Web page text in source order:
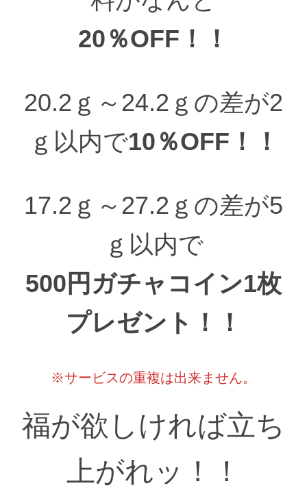
20％OFF！！
20.2ｇ～24.2ｇの差が2
ｇ以内で10％OFF！！
17.2ｇ～27.2ｇの差が5
ｇ以内で
500円ガチャコイン1枚
プレゼント！！
※サービスの重複は出来ません。
福が欲しければ立ち
上がれッ！！